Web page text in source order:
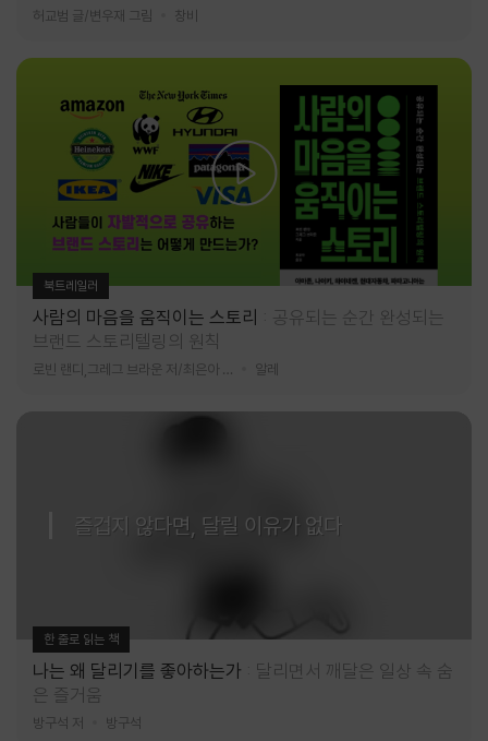
허교범 글/변우재 그림 창비
북트레일러
사람의 마음을 움직이는 스토리
공유되는 순간 완성되는
브랜드 스토리텔링의 원칙
알레
즐겁지 않다면, 달릴 이유가 없다
한 줄로 읽는 책
나는 왜 달리기를 좋아하는가
달리면서 깨달은 일상 속 숨
은 즐거움
방구석 저 방구석